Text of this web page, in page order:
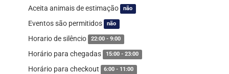
Aceita animais de estimação não
Eventos são permitidos não
Horario de silêncio 22:00 - 9:00
Horário para chegadas 15:00 - 23:00
Horário para checkout 6:00 - 11:00